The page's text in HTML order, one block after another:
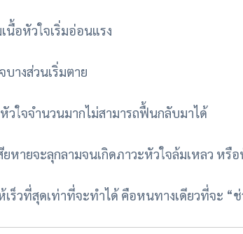
นื้อหัวใจเริ่มอ่อนแรง
บางส่วนเริ่มตาย
วใจจำนวนมากไม่สามารถฟื้นกลับมาได้
ยหายจะลุกลามจนเกิดภาวะหัวใจล้มเหลว ห
วที่สุดเท่าที่จะทำได้ คือหนทางเดียวที่จะ “ช่